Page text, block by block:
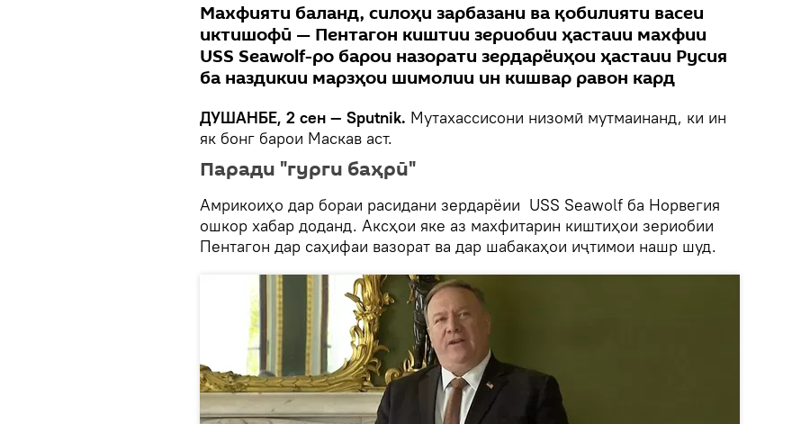
Махфияти баланд, силоҳи зарбазани ва қобилияти васеи
иктишофӣ — Пентагон киштии зериобии ҳастаии махфии
USS Seawolf-ро барои назорати зердарёиҳои ҳастаии Русия
ба наздикии марзҳои шимолии ин кишвар равон кард
ДУШАНБЕ, 2 сен — Sputnik. Мутахассисони низомӣ мутмаинанд, ки ин
як бонг барои Маскав аст.
Паради "гурги баҳрӣ"
Амрикоиҳо дар бораи расидани зердарёии USS Seawolf ба Норвегия
ошкор хабар доданд. Аксҳои яке аз махфитарин киштиҳои зериобии
Пентагон дар саҳифаи вазорат ва дар шабакаҳои иҷтимои нашр шуд.